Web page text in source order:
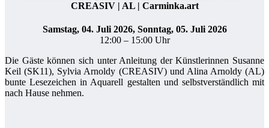
CREASIV | AL | Carminka.art
Samstag, 04. Juli 2026, Sonntag, 05. Juli 2026
12:00 – 15:00 Uhr
Die Gäste können sich unter Anleitung der Künstlerinnen Susanne
Keil (SK11), Sylvia Arnoldy (CREASIV) und Alina Arnoldy (AL)
bunte Lesezeichen in Aquarell gestalten und selbstverständlich mit
nach Hause nehmen.